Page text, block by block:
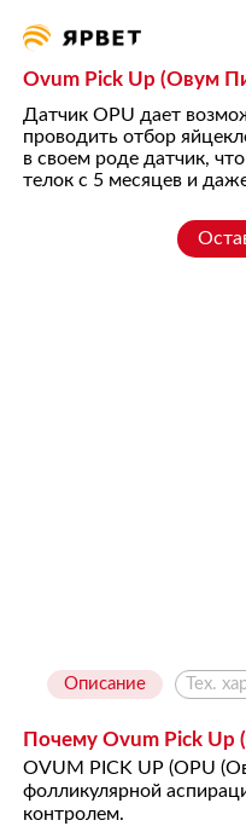
Ovum Pick Up (Овум
Датчик OPU дает
проводить отбор
в своем роде датчик,
телок с 5 месяцев и
Описание Тех.
Почему Ovum Pick Up
OVUM PICK UP (OPU
фолликулярной
контролем.